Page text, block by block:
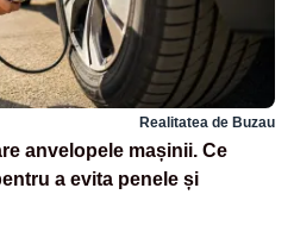
Realitatea de Buzau
anvelopele mașinii. Ce
a evita penele și